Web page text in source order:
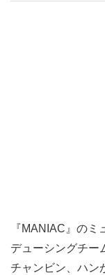
『MANIAC』の
デューシングチー
チャンビン、ハン